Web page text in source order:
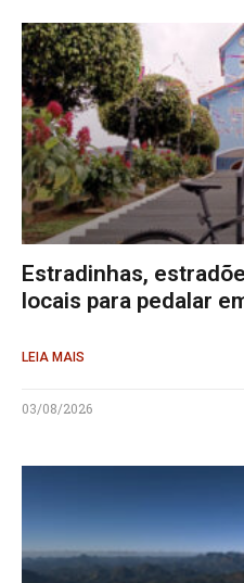
Estradinhas,
locais para pedalar
LEIA MAIS
03/08/2026